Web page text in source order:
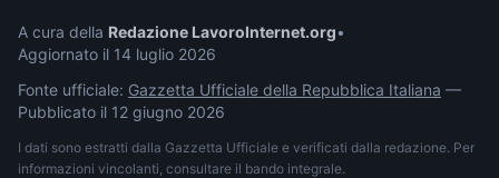
A cura della Redazione LavoroInternet.org•
Aggiornato il 14 luglio 2026
Fonte ufficiale: Gazzetta Ufficiale della Repubblica Italiana —
Pubblicato il 12 giugno 2026
I dati sono estratti dalla Gazzetta Ufficiale e verificati dalla redazione. Per
informazioni vincolanti, consultare il bando integrale.